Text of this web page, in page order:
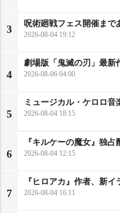
3
呪術廻戦フェス開催まで
2026-08-04 19:12
4
劇場版「鬼滅の刃」最新
2026-08-06 04:00
5
ミュージカル・ケロロ音
2026-08-04 18:15
6
『キルケーの魔女』独占
2026-08-04 12:15
7
『ヒロアカ』作者、新イ
2026-08-04 16:11